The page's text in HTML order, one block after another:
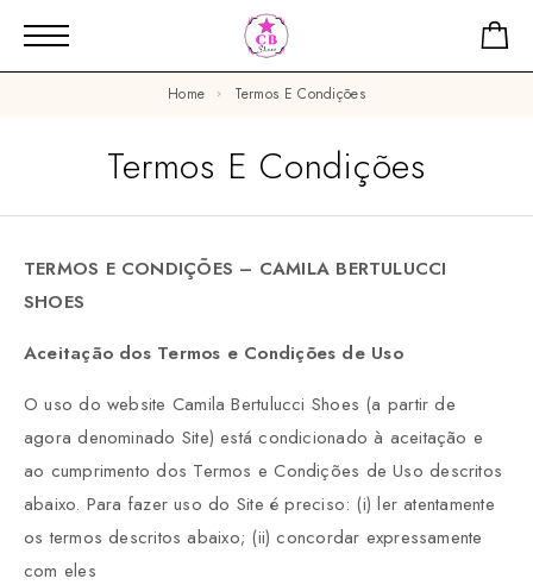
Home Termos E Condições
Termos E Condições
TERMOS E CONDIÇÕES – CAMILA BERTULUCCI
SHOES
Aceitação dos Termos e Condições de Uso
O uso do website Camila Bertulucci Shoes (a partir de
agora denominado Site) está condicionado à aceitação e
ao cumprimento dos Termos e Condições de Uso descritos
abaixo. Para fazer uso do Site é preciso: (i) ler atentamente
os termos descritos abaixo; (ii) concordar expressamente
com eles